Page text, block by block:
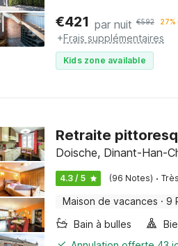
€421 par nuit €592 27%
+Frais supplémentaires
Kids zone available
Retraite
Doische, Dinant-Han-
4.3 / 5 (96 Notes) ·
Maison de vacances · 9
Bain à bulles